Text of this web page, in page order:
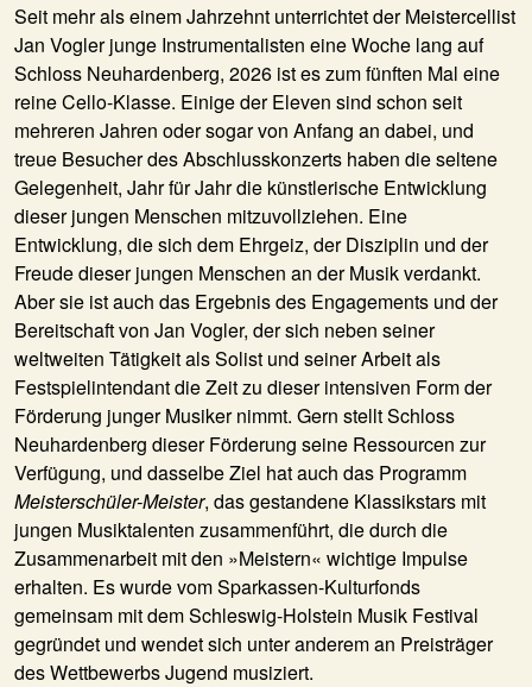
Seit mehr als einem Jahrzehnt unterrichtet der Meistercellist
Jan Vogler junge Instrumentalisten eine Woche lang auf
Schloss Neuhardenberg, 2026 ist es zum fünften Mal eine
reine Cello-Klasse. Einige der Eleven sind schon seit
mehreren Jahren oder sogar von Anfang an dabei, und
treue Besucher des Abschlusskonzerts haben die seltene
Gelegenheit, Jahr für Jahr die künstlerische Entwicklung
dieser jungen Menschen mitzuvollziehen. Eine
Entwicklung, die sich dem Ehrgeiz, der Disziplin und der
Freude dieser jungen Menschen an der Musik verdankt.
Aber sie ist auch das Ergebnis des Engagements und der
Bereitschaft von Jan Vogler, der sich neben seiner
weltweiten Tätigkeit als Solist und seiner Arbeit als
Festspielintendant die Zeit zu dieser intensiven Form der
Förderung junger Musiker nimmt. Gern stellt Schloss
Neuhardenberg dieser Förderung seine Ressourcen zur
Verfügung, und dasselbe Ziel hat auch das Programm
Meisterschüler-Meister, das gestandene Klassikstars mit
jungen Musiktalenten zusammenführt, die durch die
Zusammenarbeit mit den »Meistern« wichtige Impulse
erhalten. Es wurde vom Sparkassen-Kulturfonds
gemeinsam mit dem Schleswig-Holstein Musik Festival
gegründet und wendet sich unter anderem an Preisträger
des Wettbewerbs Jugend musiziert.